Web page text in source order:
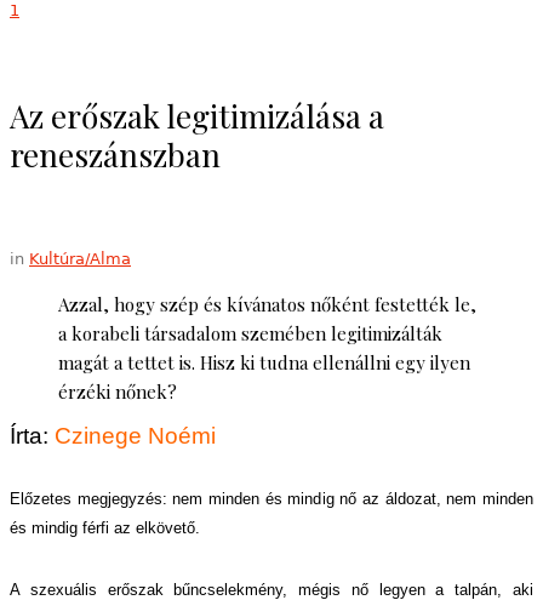
1
Az erőszak legitimizálása a
reneszánszban
in Kultúra/Alma
Azzal, hogy szép és kívánatos nőként festették le,
a korabeli társadalom szemében legitimizálták
magát a tettet is. Hisz ki tudna ellenállni egy ilyen
érzéki nőnek?
Írta: Czinege Noémi
Előzetes megjegyzés: nem minden és mindig nő az áldozat, nem minden
és mindig férfi az elkövető.
A szexuális erőszak bűncselekmény, mégis nő legyen a talpán, aki